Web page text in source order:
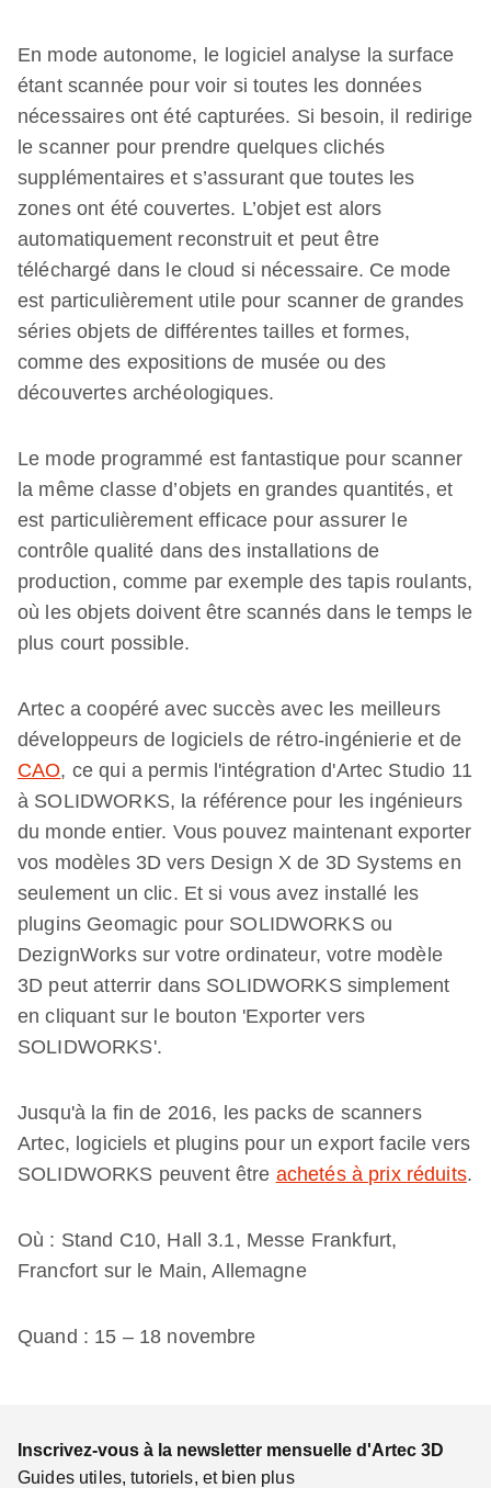
En mode autonome, le logiciel analyse la surface
étant scannée pour voir si toutes les données
nécessaires ont été capturées. Si besoin, il redirige
le scanner pour prendre quelques clichés
supplémentaires et s’assurant que toutes les
zones ont été couvertes. L’objet est alors
automatiquement reconstruit et peut être
téléchargé dans le cloud si nécessaire. Ce mode
est particulièrement utile pour scanner de grandes
séries objets de différentes tailles et formes,
comme des expositions de musée ou des
découvertes archéologiques.
Le mode programmé est fantastique pour scanner
la même classe d’objets en grandes quantités, et
est particulièrement efficace pour assurer le
contrôle qualité dans des installations de
production, comme par exemple des tapis roulants,
où les objets doivent être scannés dans le temps le
plus court possible.
Artec a coopéré avec succès avec les meilleurs
développeurs de logiciels de rétro-ingénierie et de
CAO, ce qui a permis l'intégration d'Artec Studio 11
à SOLIDWORKS, la référence pour les ingénieurs
du monde entier. Vous pouvez maintenant exporter
vos modèles 3D vers Design X de 3D Systems en
seulement un clic. Et si vous avez installé les
plugins Geomagic pour SOLIDWORKS ou
DezignWorks sur votre ordinateur, votre modèle
3D peut atterrir dans SOLIDWORKS simplement
en cliquant sur le bouton 'Exporter vers
SOLIDWORKS'.
Jusqu'à la fin de 2016, les packs de scanners
Artec, logiciels et plugins pour un export facile vers
SOLIDWORKS peuvent être achetés à prix réduits.
Où : Stand C10, Hall 3.1, Messe Frankfurt,
Francfort sur le Main, Allemagne
Quand : 15 – 18 novembre
Inscrivez-vous à la newsletter mensuelle d'Artec 3D
Guides utiles, tutoriels, et bien plus